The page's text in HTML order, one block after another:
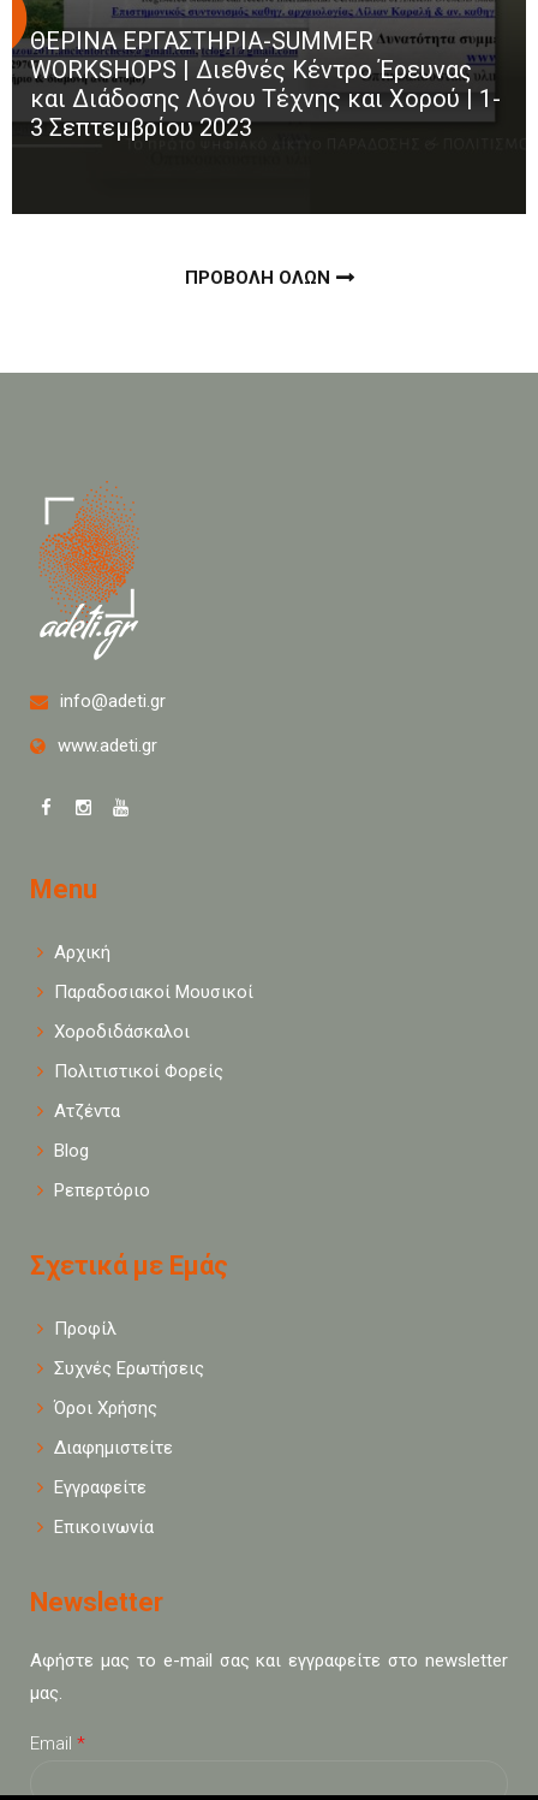
ΘΕΡΙΝΑ ΕΡΓΑΣΤΗΡΙΑ-SUMMER
WORKSHOPS | Διεθνές Κέντρο Έρευνας
και Διάδοσης Λόγου Τέχνης και Χορού | 1-
3 Σεπτεμβρίου 2023
ΠΡΟΒΟΛΗ ΟΛΩΝ
info@adeti.gr
www.adeti.gr
Menu
Αρχική
Παραδοσιακοί Μουσικοί
Χοροδιδάσκαλοι
Πολιτιστικοί Φορείς
Ατζέντα
Blog
Ρεπερτόριο
Σχετικά με Εμάς
Προφίλ
Συχνές Ερωτήσεις
Όροι Χρήσης
Διαφημιστείτε
Εγγραφείτε
Επικοινωνία
Newsletter
Αφήστε μας το e-mail σας και εγγραφείτε στο newsletter
μας.
Email *